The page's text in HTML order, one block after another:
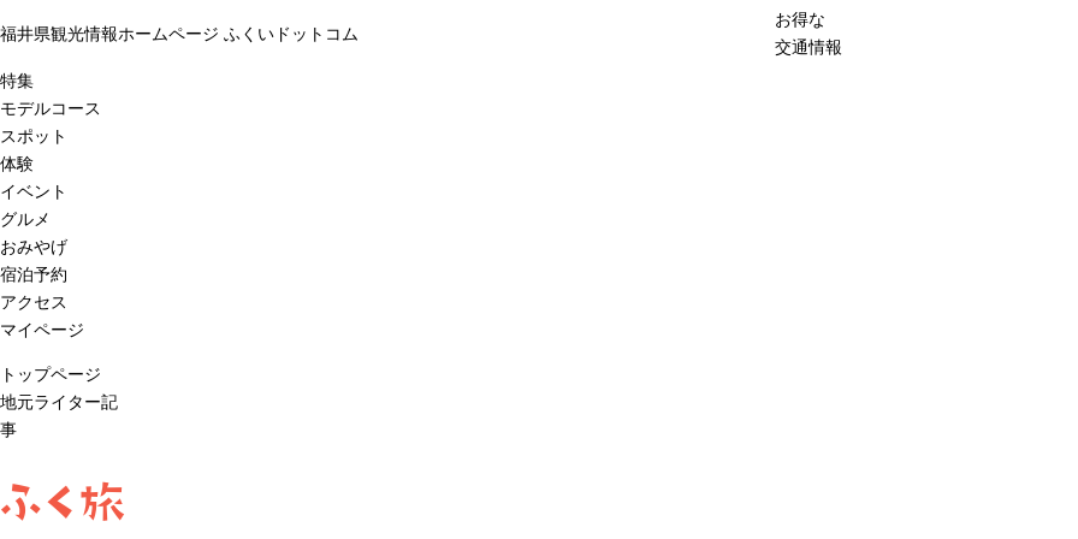
福井県観光情報ホームページ ふくいドットコム
お得な
交通情報
特集
モデルコース
スポット
体験
イベント
グルメ
おみやげ
宿泊予約
アクセス
マイページ
トップページ
地元ライター記
事
く旅